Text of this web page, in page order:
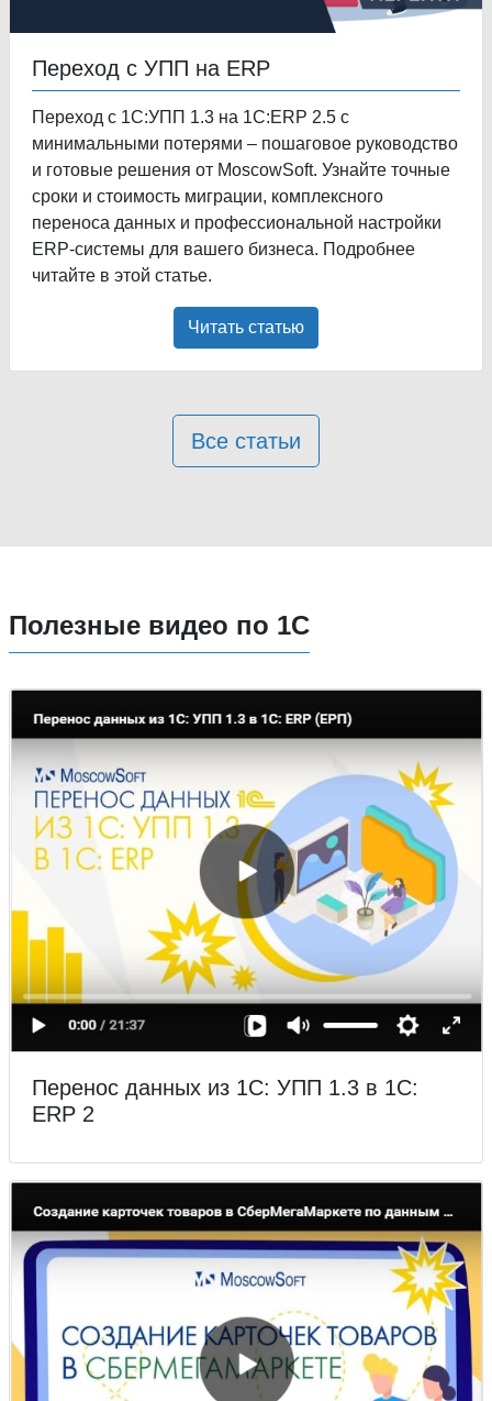
Переход с УПП на ERP
Переход с 1С:УПП 1.3 на 1С:ERP 2.5 с
минимальными потерями – пошаговое руководство
и готовые решения от MoscowSoft. Узнайте точные
сроки и стоимость миграции, комплексного
переноса данных и профессиональной настройки
ERP-системы для вашего бизнеса. Подробнее
читайте в этой статье.
Читать статью
Все статьи
Полезные видео по 1С
Перенос данных из 1С: УПП 1.3 в 1С:
ERP 2